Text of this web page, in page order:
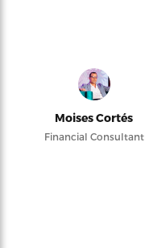
Moises Cortés
Financial Consultant